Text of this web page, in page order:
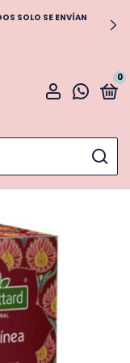
SOLO SE ENVÍAN
0